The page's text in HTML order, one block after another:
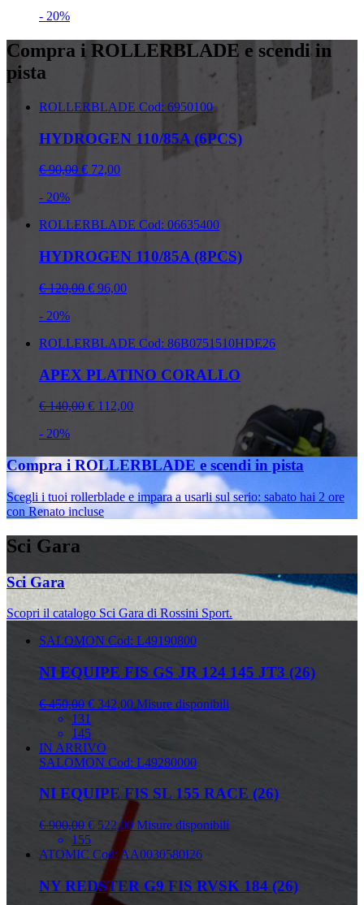
- 20%
Compra i ROLLERBLADE e scendi in
pista
ROLLERBLADE Cod: 6950100
HYDROGEN 110/85A (6PCS)
€ 90,00 € 72,00
- 20%
ROLLERBLADE Cod: 06635400
HYDROGEN 110/85A (8PCS)
€ 120,00 € 96,00
- 20%
ROLLERBLADE Cod: 86B0751510HDE26
APEX PLATINO CORALLO
€ 140,00 € 112,00
- 20%
Compra i ROLLERBLADE e scendi in pista
Scegli i tuoi rollerblade e impara a usarli sul serio: sabato hai 2 ore
con Renato incluse
Sci Gara
Sci Gara
Scopri il catalogo Sci Gara di Rossini Sport.
SALOMON Cod: L49190800
NI EQUIPE FIS GS JR 124 145 JT3 (26)
€ 450,00 € 342,00 Misure disponibili
131
145
IN ARRIVO
SALOMON Cod: L49280000
NI EQUIPE FIS SL 155 RACE (26)
€ 900,00 € 522,00 Misure disponibili
155
ATOMIC Cod: AA0030580I26
NY REDSTER G9 FIS RVSK 184 (26)